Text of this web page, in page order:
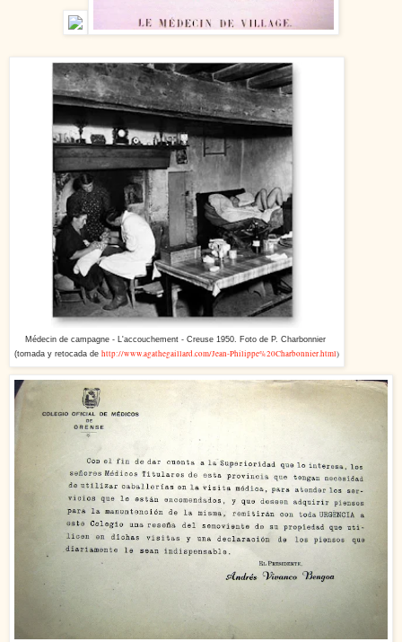
Médecin de campagne - L'accouchement - Creuse 1950. Foto de P. Charbonnier
(tomada y retocada de http://www.agathegaillard.com/Jean-Philippe%20Charbonnier.html)